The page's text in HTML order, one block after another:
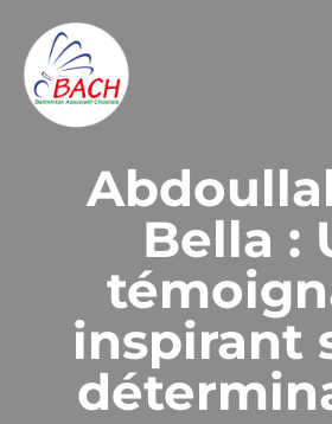
Bella :
inspirant